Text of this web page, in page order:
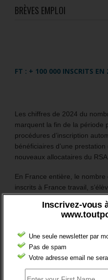
Inscrivez-vous
Une seule newsletter par
Pas de spam
Votre adresse email ne
BRÈVES EMPLOI
FT : + 100 000 INSCRITS EN
Les chiffres de 2024 du
marquent la fin de la période
procédures d’inscription
bénéficiaires d’une
nouveaux allocataires du
En France entière, le nombre
inscrits à France travail,
Sur l’année 2024, il a
Mais surtout, en catégorie A,
emploi et tenus de
106 200 (soit +3,5%).
Plus généralement, le